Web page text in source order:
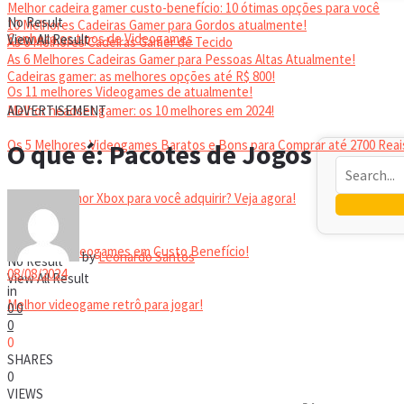
Melhor cadeira gamer custo-benefício: 10 ótimas opções para você
10 Melhores Cadeiras Gamer para Gordos atualmente!
As 6 Melhores Cadeiras Gamer de Tecido
As 6 Melhores Cadeiras Gamer para Pessoas Altas Atualmente!
Cadeiras gamer: as melhores opções até R$ 800!
HEADSET
Melhor headset gamer: os 10 melhores em 2024!
No Result
View All Result
Conheça os tipos de Videogames
Os 11 melhores Videogames de atualmente!
Os 5 Melhores Videogames Baratos e Bons para Comprar até 2700
Qual é o melhor Xbox para você adquirir? Veja agora!
Melhores Videogames em Custo Benefício!
Melhor videogame retrô para jogar!
VIDEOGAMES PORTÁTEIS
No Result
View All Result
ADVERTISEMENT
O que é: Pacotes de Jogos
byLeonardo Santos
08/08/2024
in
00
0
0
SHARES
0
VIEWS